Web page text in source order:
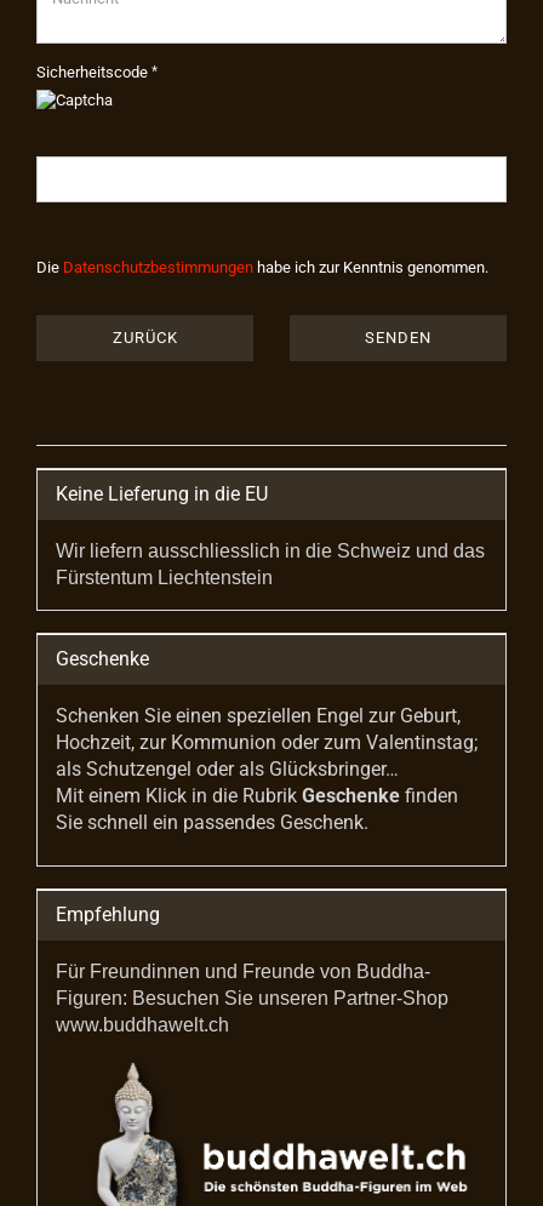
Sicherheitscode
Die Datenschutzbestimmungen habe ich zur Kenntnis genommen.
ZURÜCK SENDEN
Keine Lieferung in die EU
Wir liefern ausschliesslich in die Schweiz und das
Fürstentum Liechtenstein
Geschenke
Schenken Sie einen speziellen Engel zur Geburt,
Hochzeit, zur Kommunion oder zum Valentinstag;
als Schutzengel oder als Glücksbringer…
Mit einem Klick in die Rubrik Geschenke finden
Sie schnell ein passendes Geschenk.
Empfehlung
Für Freundinnen und Freunde von Buddha-
Figuren: Besuchen Sie unseren Partner-Shop
www.buddhawelt.ch